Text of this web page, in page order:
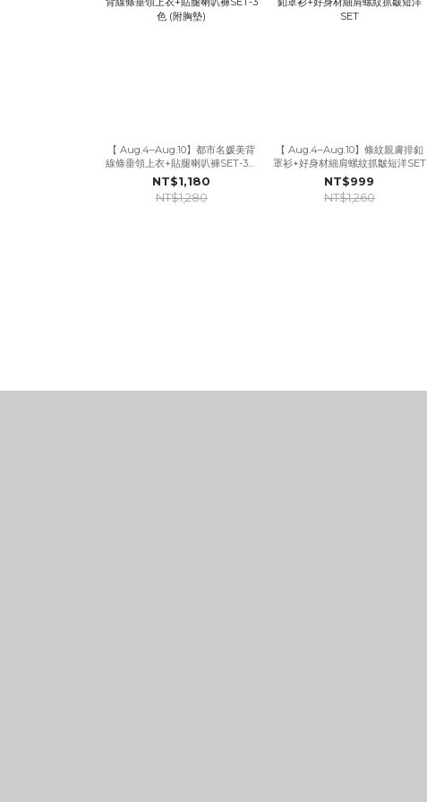
【 Aug.4–Aug.10】都市名媛美背
線條垂領上衣+貼腿喇叭褲SET-3色
(附胸墊)
NT$1,180
NT$1,280
【 Aug.4–Aug.10】條紋親膚排釦
罩衫+好身材細肩螺紋抓皺短洋SET
NT$999
NT$1,260